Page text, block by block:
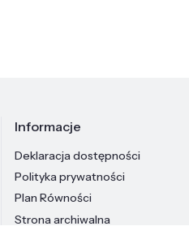
Informacje
Deklaracja dostępności
Polityka prywatności
Plan Równości
Strona archiwalna